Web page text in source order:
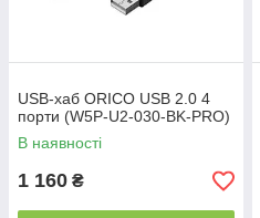
USB-хаб ORICO USB 2.0 4
порти (W5P-U2-030-BK-PRO)
В наявності
1 160 ₴